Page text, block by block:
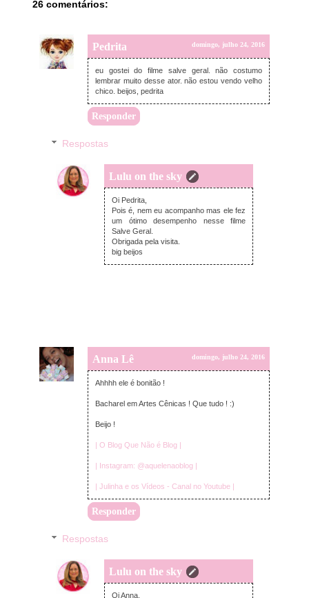
26 comentários:
Pedrita domingo, julho 24, 2016
eu gostei do filme salve geral. não costumo
lembrar muito desse ator. não estou vendo velho
chico. beijos, pedrita
Responder
Respostas
Lulu on the sky
domingo, julho 24, 2016
Oi Pedrita,
Pois é, nem eu acompanho mas ele fez
um ótimo desempenho nesse filme
Salve Geral.
Obrigada pela visita.
big beijos
Anna Lê domingo, julho 24, 2016
Ahhhh ele é bonitão !
Bacharel em Artes Cênicas ! Que tudo ! :)
Beijo !
| O Blog Que Não é Blog |
| Instagram: @aquelenaoblog |
| Julinha e os Vídeos - Canal no Youtube |
Responder
Respostas
Lulu on the sky
domingo, julho 24, 2016
Oi Anna,